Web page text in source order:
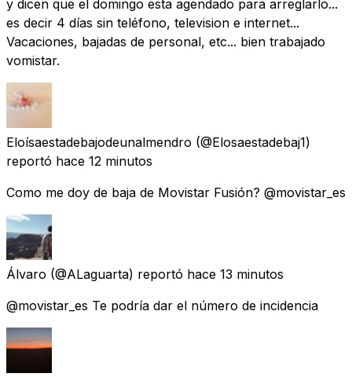
y dicen que el domingo esta agendado para arreglarlo...
es decir 4 días sin teléfono, television e internet...
Vacaciones, bajadas de personal, etc... bien trabajado
vomistar.
Eloísaestadebajodeunalmendro (@Elosaestadebaj1)
reportó hace 12 minutos
Como me doy de baja de Movistar Fusión? @movistar_es
Álvaro (@ALaguarta) reportó hace 13 minutos
@movistar_es Te podría dar el número de incidencia